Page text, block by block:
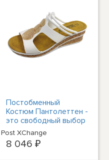
Постобменный
Костюм Пантолеттен -
это свободный выбор
Post XChange
8 046 ₽